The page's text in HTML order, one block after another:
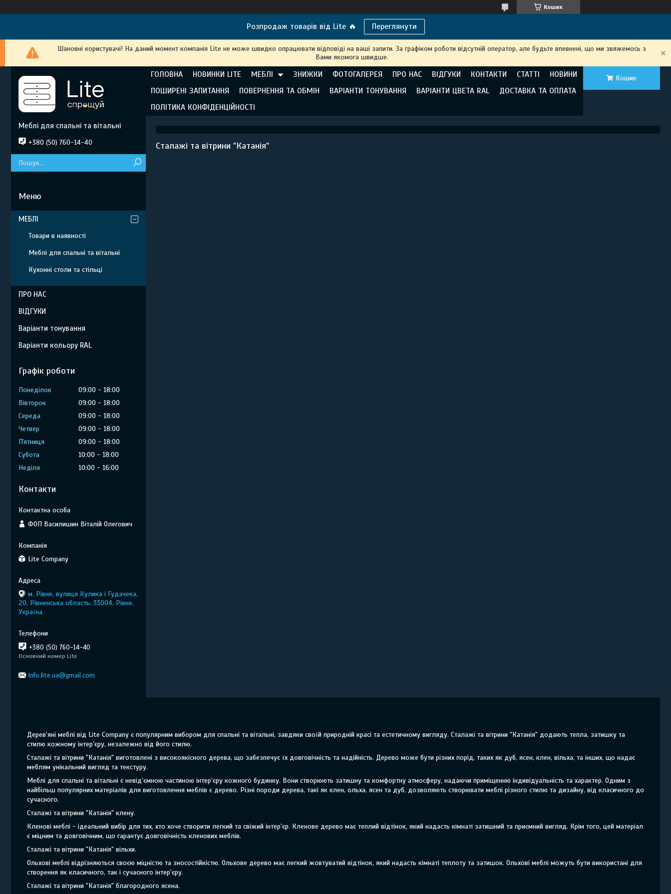
Кошик
Розпродаж товарів від Lite 🔥 Переглянути
Шановні користувачі! На даний момент компанія Lite не може швидко опрацювати відповіді на ваші запити. За графіком роботи відсутній оператор, але будьте впевнені, що ми звяжемось з
Вами якомога швидше.
ГОЛОВНА НОВИНКИ LITE МЕБЛІ ЗНИЖКИ ФОТОГАЛЕРЕЯ ПРО НАС ВІДГУКИ КОНТАКТИ СТАТТІ
НОВИНИ
ПОШИРЕНІ ЗАПИТАННЯ
ПОВЕРНЕННЯ ТА ОБМІН ВАРІАНТИ ТОНУВАННЯ ВАРІАНТИ ЦВЕТА RAL
ДОСТАВКА ТА ОПЛАТА
ПОЛІТИКА КОНФІДЕНЦІЙНОСТІ
Кошик
Сталажі та вітрини "Катанія"
Меблі для спальні та вітальні
+380 (50) 760-14-40
МЕБЛІ
Товари в наявності
Меблі для спальні та вітальні
Кухонні столи та стільці
ПРО НАС
ВІДГУКИ
Варіанти тонування
Варіанти кольору RAL
Графік роботи
Понеділок 09:00
18:00
Вівторок
09:00
18:00
Середа
09:00
18:00
Четвер
09:00
18:00
Пʼятниця
09:00
18:00
Субота
10:00
18:00
Неділя
10:00 16:00
Контакти
ФОП Василишин Віталій Олегович
Lite Company
м. Рівне, вулиця Кулика і Гудачека,
20, Рівненська область, 33004, Рівне,
Україна
+380 (50) 760-14-40
Основний номер Lite
info.lite.ua@gmail.com
Дерев'яні меблі від Lite Company є популярним вибором для спальні та вітальні, завдяки своїй природній красі та естетичному вигляду. Сталажі та вітрини "Катанія" додають тепла, затишку та
стилю кожному інтер'єру, незалежно від його стилю.
Сталажі та вітрини "Катанія" виготовлені з високоякісного дерева, що забезпечує їх довговічність та надійність. Дерево може бути різних порід, таких як дуб, ясен, клен, вільха, та інших, що надає
меблям унікальний вигляд та текстуру.
Меблі для спальні та вітальні є невід'ємною частиною інтер'єру кожного будинку. Вони створюють затишну та комфортну атмосферу, надаючи приміщенню індивідуальність та характер. Одним з
найбільш популярних матеріалів для виготовлення меблів є дерево. Різні породи дерева, такі як клен, ольха, ясен та дуб, дозволяють створювати меблі різного стилю та дизайну, від класичного до
сучасного.
Сталажі та вітрини "Катанія" клену.
Кленові меблі - ідеальний вибір для тих, хто хоче створити легкий та свіжий інтер'єр. Кленове дерево має теплий відтінок, який надасть кімнаті затишний та приємний вигляд. Крім того, цей матеріал
є міцним та довговічним, що гарантує довговічність кленових меблів.
Сталажі та вітрини "Катанія" вільхи.
Ольхові меблі відрізняються своєю міцністю та зносостійкістю. Ольхове дерево має легкий жовтуватий відтінок, який надасть кімнаті теплоту та затишок. Ольхові меблі можуть бути використані для
створення як класичного, так і сучасного інтер'єру.
Сталажі та вітрини "Катанія" благородного ясена.